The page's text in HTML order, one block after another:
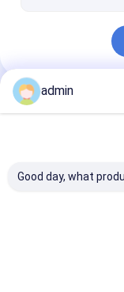
части
Наши Категории
admin
Good day, what